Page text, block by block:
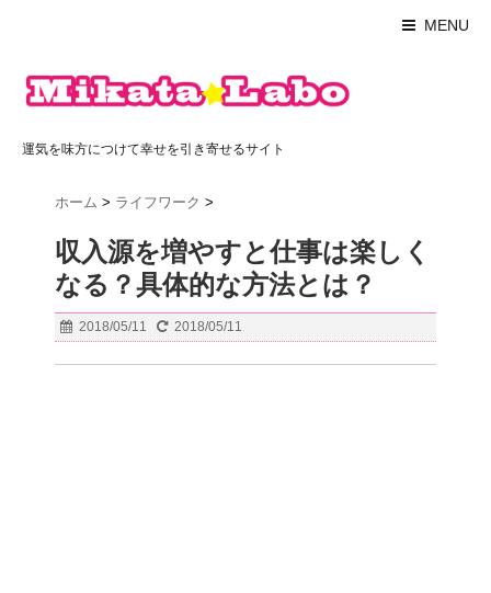
MENU
運気を味方につけて幸せを引き寄せるサイト
ホーム > ライフワーク >
収入源を増やすと仕事は楽しく
なる？具体的な方法とは？
2018/05/11 2018/05/11